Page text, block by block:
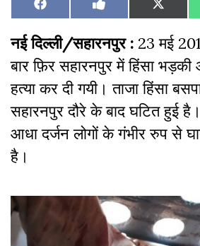
Share
on
Facebook Share
on
Like
on
Share
on
X
नई दिल्ली/सहारनपुर : 23 मई
बार फ़िर सहारनपुर में हिंसा भड़की
हत्या कर दी गयी। ताजा हिंसा
सहारनपुर दौरे के बाद घटित हुई
आधा दर्जन लोगों के गंभीर रुप से
है।